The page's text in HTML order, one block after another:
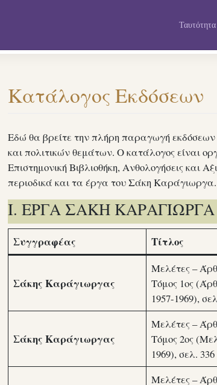
Ταυτότητα
Κατάλογος Εκδόσεων
Εδώ θα βρείτε την πλήρη παραγωγή
και πολιτικών θεμάτων. Ο κατάλογος είναι
Επιστημονική Βιβλιοθήκη, Ανθολογήσεις και
περιοδικά και τα έργα του Σάκη Καράγιωργα.
I. ΕΡΓΑ ΣΑΚΗ ΚΑΡΑΓΙΩΡΓΑ
Συγγραφέας Τίτλος
Σάκης Καράγιωργας
Μελέτες –
Τόμος 1ος
1957-1969),
Σάκης Καράγιωργας
Μελέτες –
Τόμος 2ος
1969), σελ. 336
Μελέτες –